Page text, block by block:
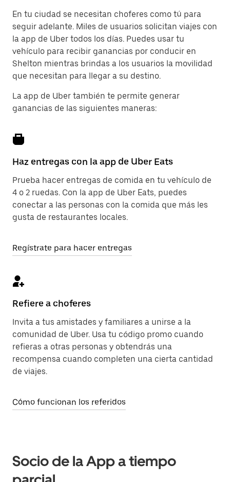
En tu ciudad se necesitan choferes como tú para
seguir adelante. Miles de usuarios solicitan viajes con
la app de Uber todos los días. Puedes usar tu
vehículo para recibir ganancias por conducir en
Shelton mientras brindas a los usuarios la movilidad
que necesitan para llegar a su destino.
La app de Uber también te permite generar
ganancias de las siguientes maneras:
Haz entregas con la app de Uber Eats
Prueba hacer entregas de comida en tu vehículo de
4 o 2 ruedas. Con la app de Uber Eats, puedes
conectar a las personas con la comida que más les
gusta de restaurantes locales.
Regístrate para hacer entregas
Refiere a choferes
Invita a tus amistades y familiares a unirse a la
comunidad de Uber. Usa tu código promo cuando
refieras a otras personas y obtendrás una
recompensa cuando completen una cierta cantidad
de viajes.
Cómo funcionan los referidos
Socio de la App a tiempo